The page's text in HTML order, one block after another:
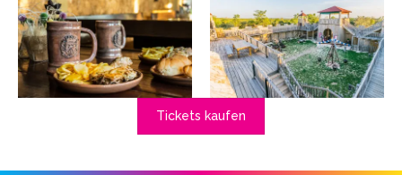
Tickets kaufen